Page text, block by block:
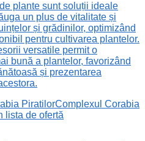
plante sunt soluții ideale
un plus de vitalitate și
și grădinilor, optimizând
pentru cultivarea plantelor.
versatile permit o
bună a plantelor, favorizând
și prezentarea
Complexul Corabia
lista de ofertă